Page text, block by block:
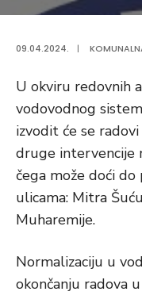
09.04.2024. |
U okviru redovnih
vodovodnog
izvodit će se
druge intervencije
čega može doći
ulicama: Mitra
Muharemije.
Normalizaciju u
okončanju radova